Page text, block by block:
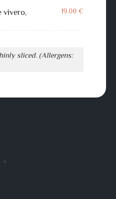
vivero,
19.00 €
sliced. (Allergens:
❈